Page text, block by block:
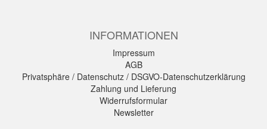
INFORMATIONEN
Impressum
AGB
Privatsphäre / Datenschutz / DSGVO-Datenschutzerklärung
Zahlung und Lieferung
Widerrufsformular
Newsletter